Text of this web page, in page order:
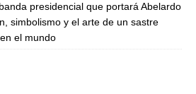
presidencial que portará Abelardo
simbolismo y el arte de un sastre
el mundo